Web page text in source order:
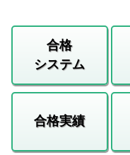
合格
システム
合格実績